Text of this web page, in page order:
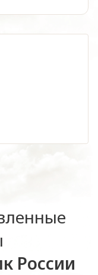
России